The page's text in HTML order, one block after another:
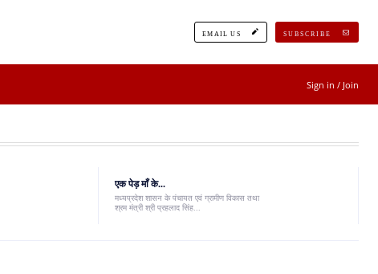
EMAIL US SUBSCRIBE
Sign in / Join
एक पेड़ माँ के...
मध्यप्रदेश शासन के पंचायत एवं ग्रामीण विकास तथा
श्रम मंत्री श्री प्रहलाद सिंह...